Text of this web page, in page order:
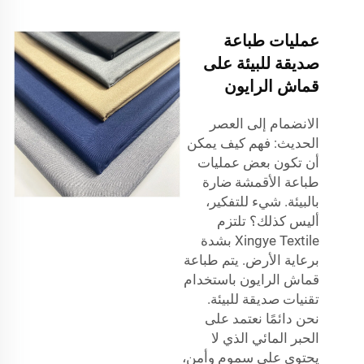
عمليات طباعة
صديقة للبيئة على
قماش الرايون
الانضمام إلى العصر
الحديث: فهم كيف يمكن
أن تكون بعض عمليات
طباعة الأقمشة ضارة
بالبيئة. شيء للتفكير،
أليس كذلك؟ تلتزم
Xingye Textile بشدة
برعاية الأرض. يتم طباعة
قماش الرايون باستخدام
تقنيات صديقة للبيئة.
نحن دائمًا نعتمد على
الحبر المائي الذي لا
يحتوي على سموم وأمن،